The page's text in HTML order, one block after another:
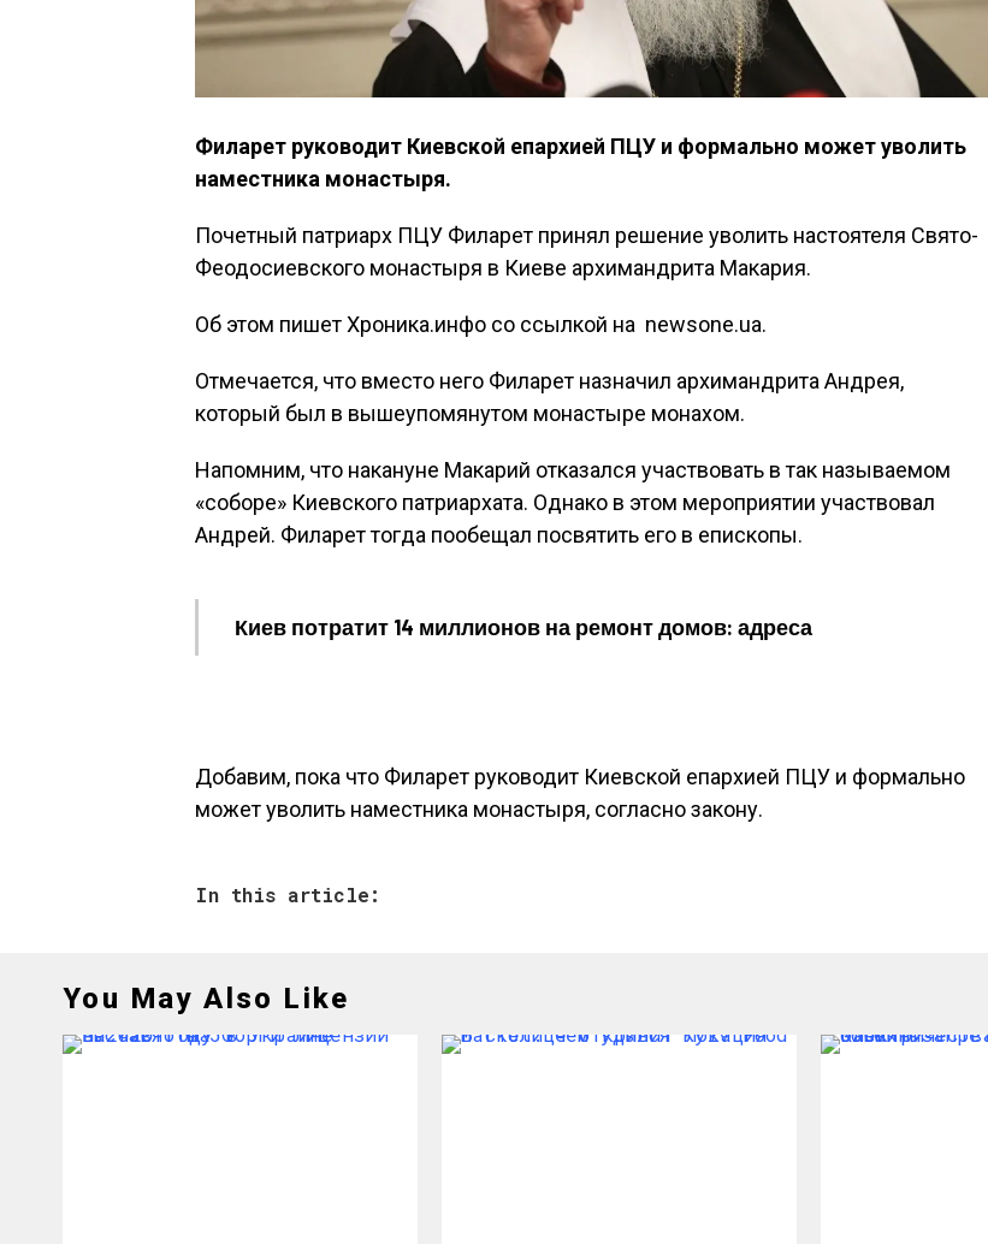
Филарет руководит Киевской епархией ПЦУ и формально может уволить
наместника монастыря.
Почетный патриарх ПЦУ Филарет принял решение уволить настоятеля Свято-
Феодосиевского монастыря в Киеве архимандрита Макария.
Об этом пишет Хроника.инфо со ссылкой на newsone.ua.
Отмечается, что вместо него Филарет назначил архимандрита Андрея,
который был в вышеупомянутом монастыре монахом.
Напомним, что накануне Макарий отказался участвовать в так называемом
«соборе» Киевского патриархата. Однако в этом мероприятии участвовал
Андрей. Филарет тогда пообещал посвятить его в епископы.
Киев потратит 14 миллионов на ремонт домов: адреса
Добавим, пока что Филарет руководит Киевской епархией ПЦУ и формально
может уволить наместника монастыря, согласно закону.
In this article:
You May Also Like